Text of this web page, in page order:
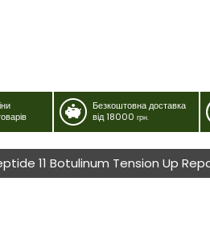
Безкоштовна доставка
від 18000 грн.
11 Botulinum Tension Up